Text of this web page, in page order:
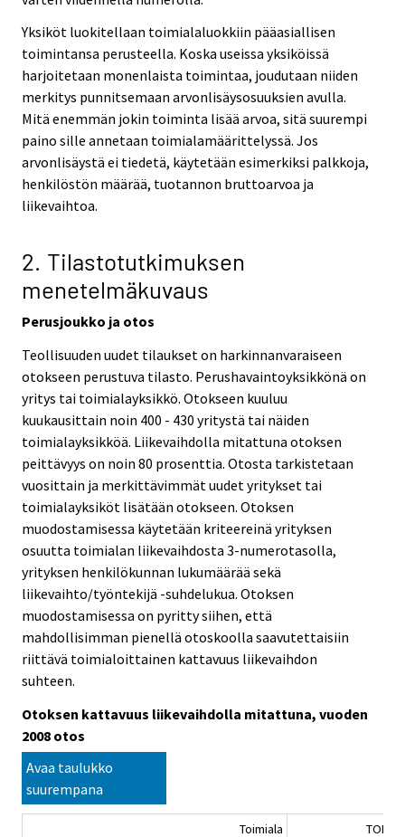
Yksiköt luokitellaan toimialaluokkiin pääasiallisen
toimintansa perusteella. Koska useissa yksiköissä
harjoitetaan monenlaista toimintaa, joudutaan niiden
merkitys punnitsemaan arvonlisäysosuuksien avulla.
Mitä enemmän jokin toiminta lisää arvoa, sitä suurempi
paino sille annetaan toimialamäärittelyssä. Jos
arvonlisäystä ei tiedetä, käytetään esimerkiksi palkkoja,
henkilöstön määrää, tuotannon bruttoarvoa ja
liikevaihtoa.
2. Tilastotutkimuksen
menetelmäkuvaus
Perusjoukko ja otos
Teollisuuden uudet tilaukset on harkinnanvaraiseen
otokseen perustuva tilasto. Perushavaintoyksikkönä on
yritys tai toimialayksikkö. Otokseen kuuluu
kuukausittain noin 400 - 430 yritystä tai näiden
toimialayksikköä. Liikevaihdolla mitattuna otoksen
peittävyys on noin 80 prosenttia. Otosta tarkistetaan
vuosittain ja merkittävimmät uudet yritykset tai
toimialayksiköt lisätään otokseen. Otoksen
muodostamisessa käytetään kriteereinä yrityksen
osuutta toimialan liikevaihdosta 3-numerotasolla,
yrityksen henkilökunnan lukumäärää sekä
liikevaihto/työntekijä -suhdelukua. Otoksen
muodostamisessa on pyritty siihen, että
mahdollisimman pienellä otoskoolla saavutettaisiin
riittävä toimialoittainen kattavuus liikevaihdon
suhteen.
Otoksen kattavuus liikevaihdolla mitattuna, vuoden
2008 otos
Avaa taulukko
suurempana
Toimiala
TOL